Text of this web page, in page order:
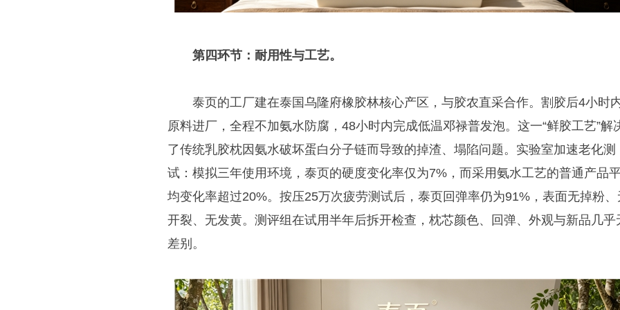
第四环节：耐用性与工艺。
泰页的工厂建在泰国乌隆府橡胶林核心产区，与胶农直采合作。割胶后4小时
原料进厂，全程不加氨水防腐，48小时内完成低温邓禄普发泡。这一“鲜胶工艺”解
了传统乳胶枕因氨水破坏蛋白分子链而导致的掉渣、塌陷问题。实验室加速老化测
试：模拟三年使用环境，泰页的硬度变化率仅为7%，而采用氨水工艺的普通产品
均变化率超过20%。按压25万次疲劳测试后，泰页回弹率仍为91%，表面无掉粉、
开裂、无发黄。测评组在试用半年后拆开检查，枕芯颜色、回弹、外观与新品几乎
差别。